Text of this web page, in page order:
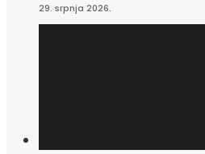
29. srpnja 2026.